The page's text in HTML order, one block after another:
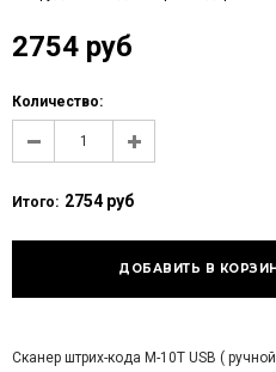
2754 руб
Количество:
Итого: 2754 руб
Сканер штрих-кода М-10Т USB (